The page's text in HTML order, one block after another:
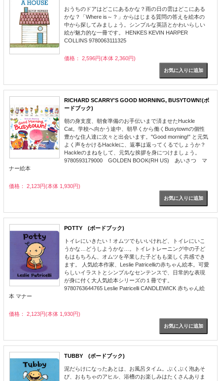
おうちのドアはどこにあるかな？雨の日の雲はどこにある
かな？「Where is～？」からはじまる質問の答えを絵本の
中から探してみましょう。シンプルな英語とかわいらしい
絵が魅力的な一冊です。 HENKES KEVIN HARPER
COLLINS 9780063111325
価格： 2,596円(本体 2,360円)
RICHARD SCARRY'S GOOD MORNING, BUSYTOWN!(ボ
ードブック)
朝の身支度、朝食準備のお手伝いまで済ませたHuckle
Cat。学校へ向かう途中、朝早くから働くBusytownの個性
豊かな住人達に次々と出会います。"Good morning!" と元気
よく声をかけるHackleに、返事は返ってくるでしょうか？
Hackleのまねをして、元気な挨拶を身につけましょう。
9780593179000 GOLDEN BOOK(RH US) あいさつ マ
ナー絵本
価格： 2,123円(本体 1,930円)
POTTY (ボードブック)
トイレにいきたい！オムツでもいいけれど、トイレにいこ
うかな…どうしようかな…。トイレトレーニング中の子ど
もはもちろん、オムツを卒業した子どもも楽しく共感でき
ます。 人気絵本作家、Leslie Patricelliの赤ちゃん絵本。可愛
らしいイラストとシンプルなセンテンスで、日常的な表現
が身に付く大人気絵本シリーズの１冊です。
9780763644765 Leslie Patricelli CANDLEWICK 赤ちゃん絵
本 マナー
価格： 2,123円(本体 1,930円)
TUBBY (ボードブック)
泥だらけになったあとは、お風呂タイム。ぶくぶく泡あそ
び、おもちゃのアヒル、浴槽のお楽しみはたくさんありま